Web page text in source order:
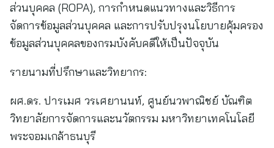
ส่วนบุคคล (ROPA), การกำหนดแนวทางและวิธีการ
จัดการข้อมูลส่วนบุคคล และการปรับปรุงนโยบายคุ้มครอง
ข้อมูลส่วนบุคคลของกรมบังคับคดีให้เป็นปัจจุบัน
รายนามที่ปรึกษาและวิทยากร:
ผศ.ดร. ปารเมศ วรเศยานนท์, ศูนย์นวพาณิชย์ บัณฑิต
วิทยาลัยการจัดการและนวัตกรรม มหาวิทยาเทคโนโลยี
พระจอมเกล้าธนบุรี